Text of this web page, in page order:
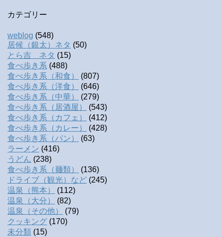
カテゴリー
weblog (548)
居候（銀太）ネタ (50)
とら吉 ネタ (15)
食べ歩き系 (488)
食べ歩き系（和食）
(807)
食べ歩き系（洋食）
(646)
食べ歩き系（中華）
(279)
食べ歩き系（居酒屋）
(543)
食べ歩き系（カフェ）
(412)
食べ歩き系（カレー）
(428)
食べ歩き系（パン）
(63)
ラーメン (416)
うどん (238)
食べ歩き系（麺類）
(136)
ドライブ（観光）など (245)
温泉（熊本）
(112)
温泉（大分）
(82)
温泉（その他）
(79)
クッキング (170)
未分類 (15)